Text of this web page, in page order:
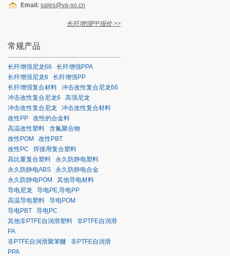
Email: sales@va-so.cn
长纤增强PP报价 >>
常规产品
长纤增强尼龙66
长纤增强PPA
长纤增强尼龙6
长纤增强PP
长纤增强复合材料
冲击改性复合尼龙66
冲击改性复合尼龙6
高强尼龙
冲击改性复合尼龙
冲击改性复合材料
改性PP
改性的合金料
高温改性塑料
含氟聚合物
改性POM
改性PBT
改性PC
焊接用复合塑料
高比重复合塑料
永久防静电塑料
永久防静电ABS
永久防静电合金
永久防静电POM
其他导电材料
导电尼龙
导电PE,导电PP
高温导电塑料
导电POM
导电PBT
导电PC
其他非PTFE自润滑塑料
非PTFE自润滑
PA
非PTFE自润滑聚苯醚
非PTFE自润滑
PPA